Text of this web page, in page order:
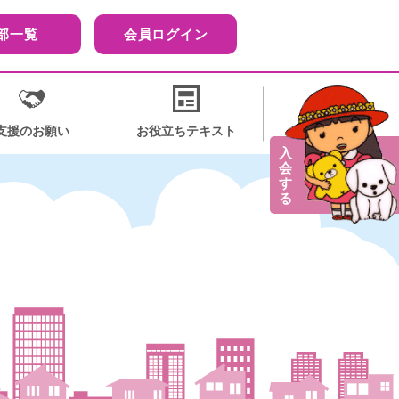
一覧 会員ログイン
援のお願い お役立ちテキスト
入
会
す
る